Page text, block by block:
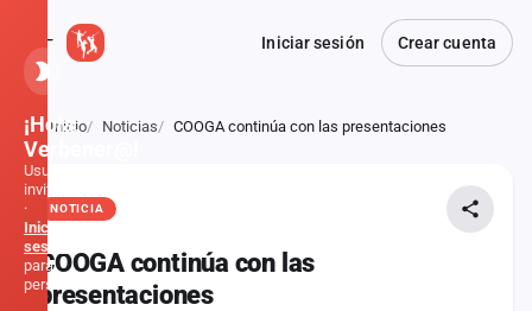
Iniciar sesión Crear cuenta
Atrás
Inicio Noticias COOGA continúa con las presentaciones
NOTICIA
COOGA continúa con las
presentaciones
¡Hola,
Verbener@!
Usuario
invitado
·
Inicia
sesión
para
personalizar